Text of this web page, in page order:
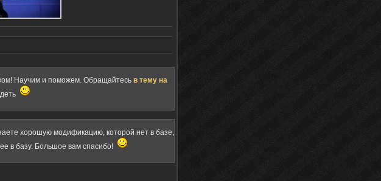
Научим и поможем. Обращайтесь в тему на
хорошую модификацию, которой нет в базе,
в базу. Большое вам спасибо!